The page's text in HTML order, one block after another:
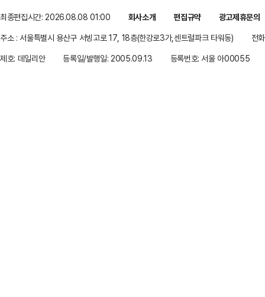
최종편집시간: 2026.08.08 01:00 회사소개 편집규약
광고제휴문의
주소 : 서울특별시 용산구 서빙고로 17, 18층(한강로3가,센트럴파크 타워동)
전
제호: 데일리안
등록일/발행일: 2005.09.13 등록번호: 서울 아00055